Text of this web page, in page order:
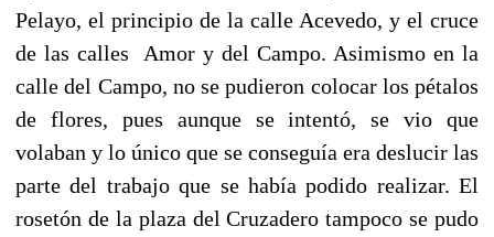
Pelayo, el principio de la calle Acevedo, y el cruce
de las calles Amor y del Campo. Asimismo en la
calle del Campo, no se pudieron colocar los pétalos
de flores, pues aunque se intentó, se vio que
volaban y lo único que se conseguía era deslucir las
parte del trabajo que se había podido realizar. El
rosetón de la plaza del Cruzadero tampoco se pudo